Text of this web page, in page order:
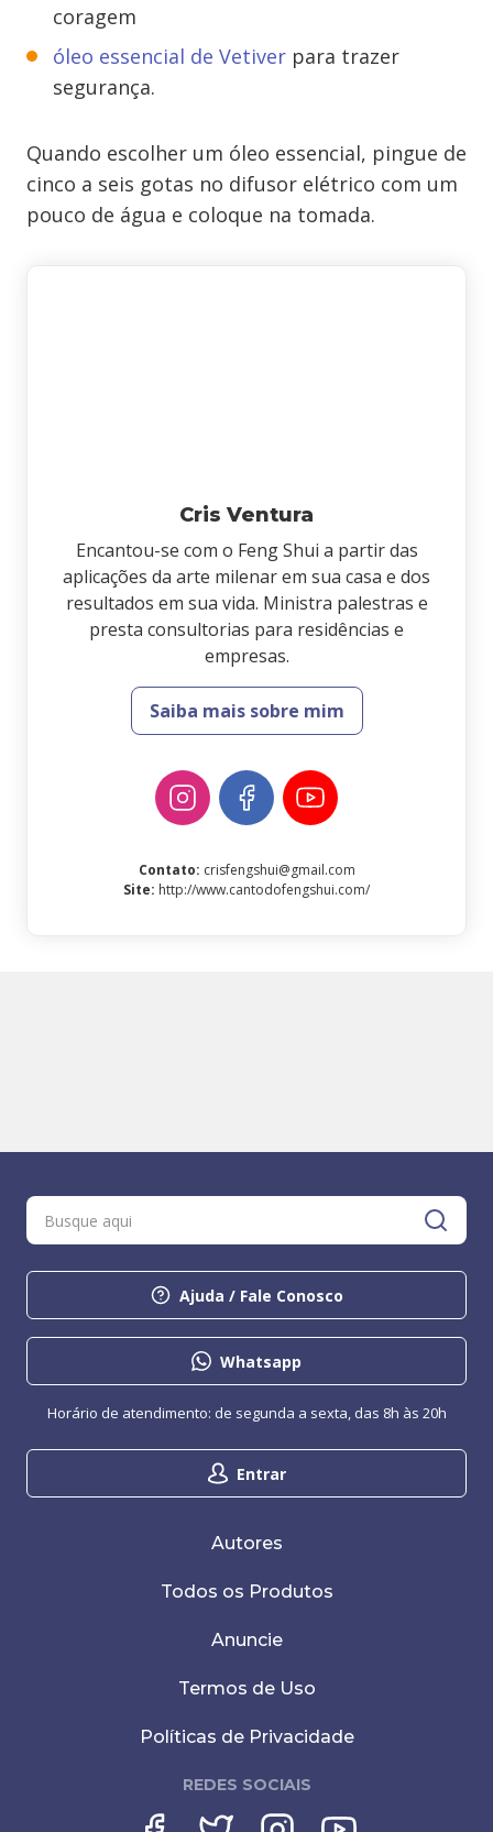
coragem
óleo essencial de Vetiver para trazer
segurança.
Quando escolher um óleo essencial, pingue de
cinco a seis gotas no difusor elétrico com um
pouco de água e coloque na tomada.
Cris Ventura
Encantou-se com o Feng Shui a partir das
aplicações da arte milenar em sua casa e dos
resultados em sua vida. Ministra palestras e
presta consultorias para residências e
empresas.
Saiba mais sobre mim
Contato: crisfengshui@gmail.com
Site: http://www.cantodofengshui.com/
Ajuda / Fale Conosco
Whatsapp
Entrar
Horário de atendimento: de segunda a sexta, das 8h às 20h
Autores
Todos os Produtos
Anuncie
Termos de Uso
Políticas de Privacidade
REDES SOCIAIS